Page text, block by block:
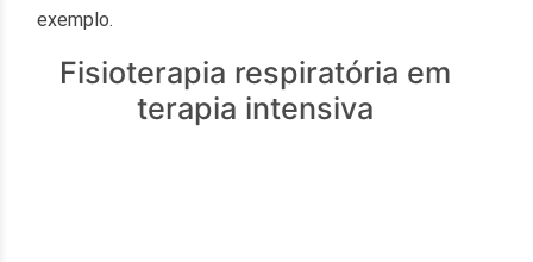
exemplo.
Fisioterapia respiratória em
terapia intensiva